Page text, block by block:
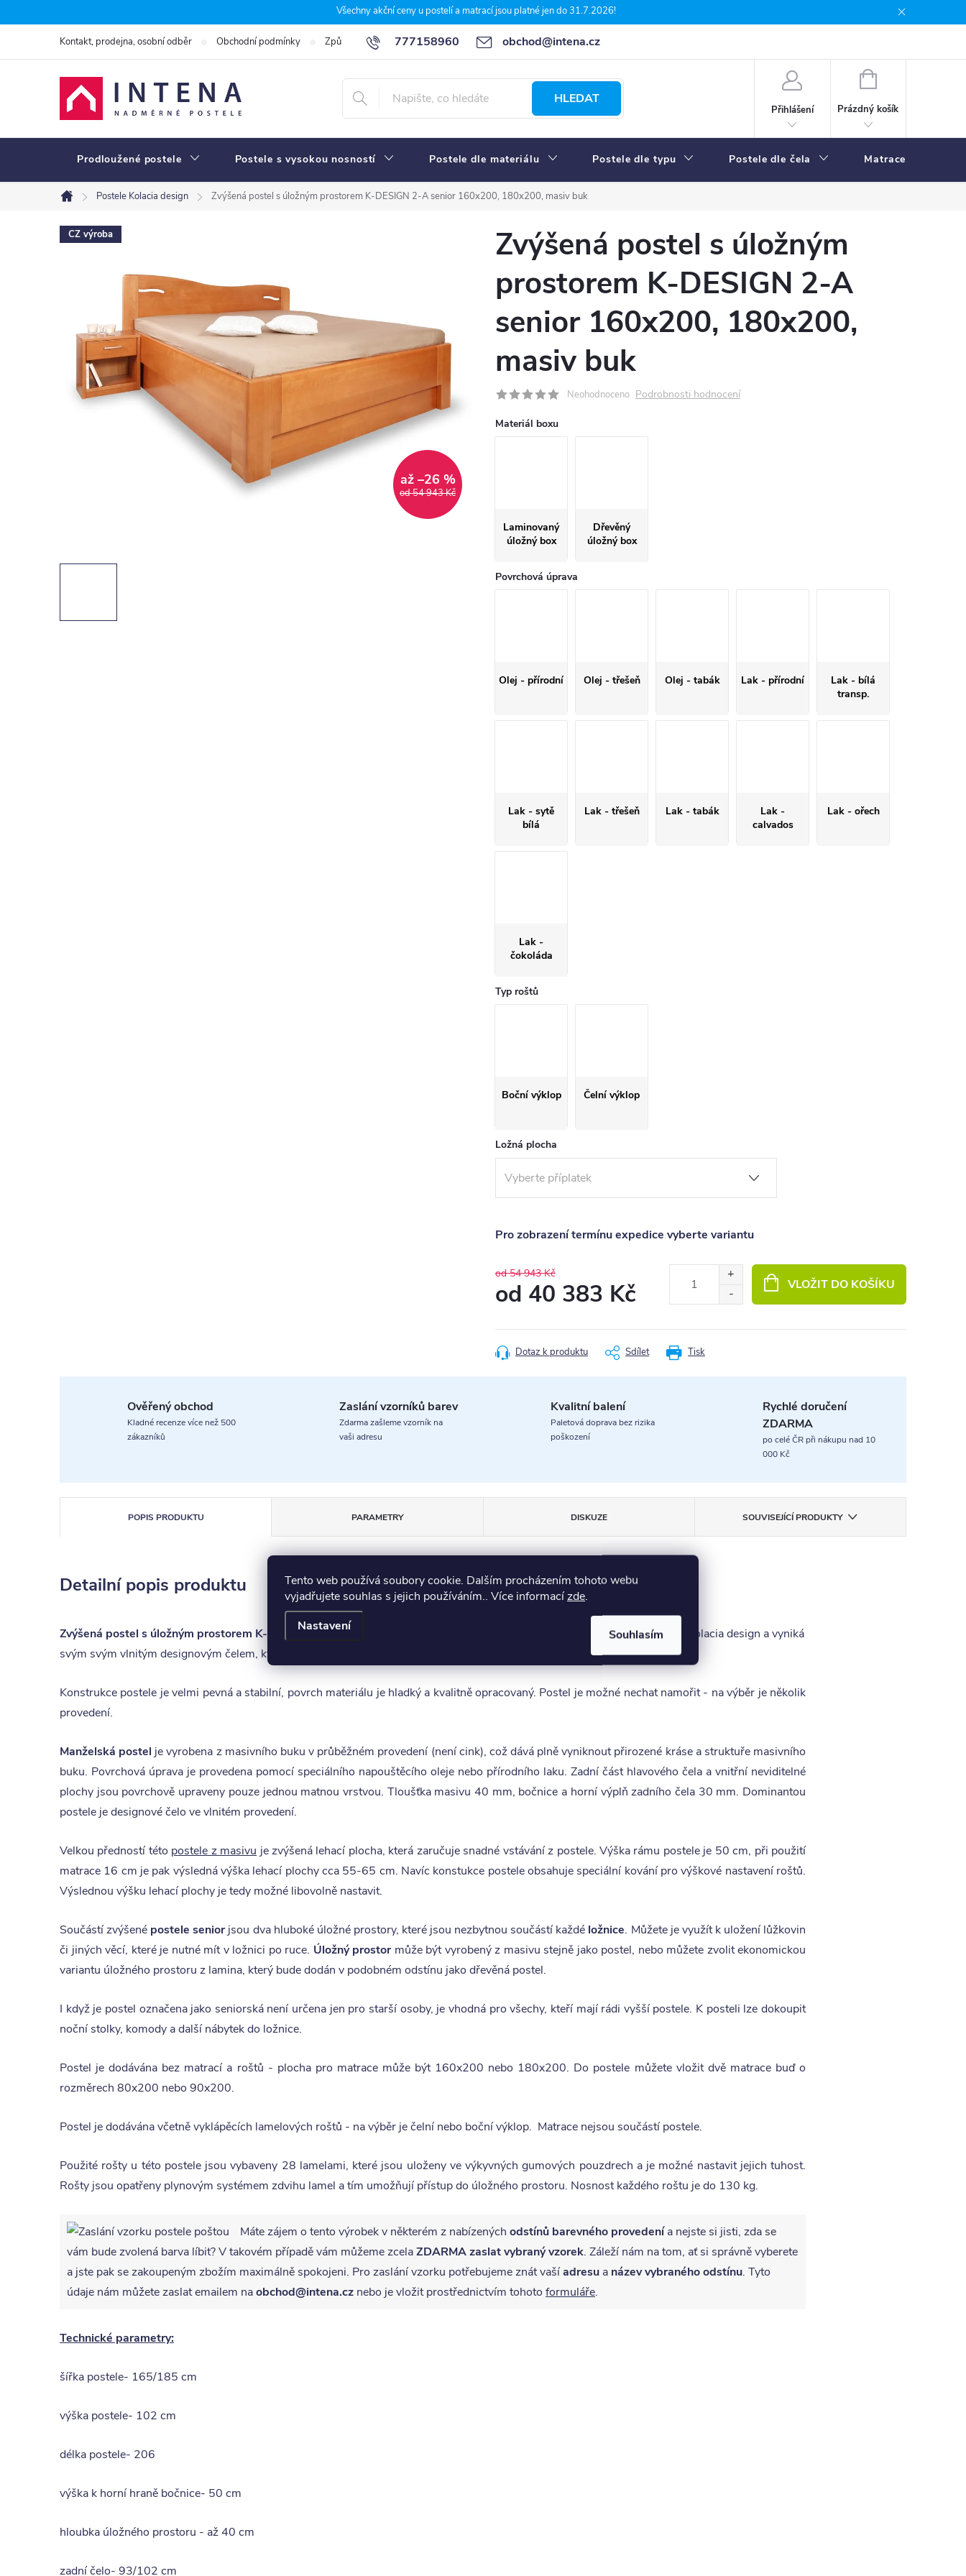
Tento web používá soubory cookie. Dalším procházením tohoto webu
vyjadřujete souhlas s jejich používáním.. Více informacízde.
Nastavení
Souhlasím
na
Všechny akční ceny u postelí a matrací jsou platné jen do 31.7.2026!
777158960 obchod@intena.cz
Kontakt, prodejna, osobní odběr Obchodní podmínky Způsoby a ceny dopravy 7 důvodů, proč nakupit u Intena nábytek
HLEDAT
Přihlášení
NÁKUPNÍ
Prázdný košík
Prodloužené postele Postele s vysokou nosností Postele dle materiálu Postele dle typu Postele dle čela Matrace
Domů
Postele Kolacia design Zvýšená postel s úložným prostorem K-DESIGN 2-A senior 160x200, 180x200, masiv buk
CZ výroba
od 54 943 Kč
až –26 %
Zvýšená postel s úložným
prostorem K-DESIGN 2-A
senior 160x200, 180x200,
masiv buk
Neohodnoceno Podrobnosti hodnocení
Materiál boxu
Laminovaný
úložný box
Dřevěný
úložný box
Povrchová úprava
Olej - přírodní Olej - třešeň Olej - tabák Lak - přírodní
Lak - bílá
transp.
Lak - sytě
bílá
Lak - třešeň Lak - tabák
Lak -
calvados
Lak - ořech
Lak -
čokoláda
Typ roštů
Boční výklop Čelní výklop
Ložná plocha
Pro zobrazení termínu expedice vyberte variantu
od 54 943 Kč
od 40 383 Kč
cena:
VLOŽIT DO KOŠÍKU
Tisk
Dotaz k produktu Sdílet
Ověřený obchod
Kladné recenze více než 500
zákazníků
Zaslání vzorníků barev
Zdarma zašleme vzorník na
vaši adresu
Kvalitní balení
Paletová doprava bez rizika
poškození
Rychlé doručení
ZDARMA
po celé ČR při nákupu nad 10
000 Kč
POPIS PRODUKTU DISKUZE SOUVISEJÍCÍ PRODUKTY
PARAMETRY
Detailní popis produktu
Zvýšená postel s úložným prostorem K-DESIGN 1-A senior 160x200, 180x200
patří do systému nábytkové řady postele Kolacia design a vyniká
svým svým vlnitým designovým čelem, které má vyfrézované dva otvory.
Konstrukce postele je velmi pevná a stabilní, povrch materiálu je hladký a kvalitně opracovaný. Postel je možné nechat namořit - na výběr je několik
provedení.
Manželská postel je vyrobena z masivního buku v průběžném provedení (není cink), což dává plně vyniknout přirozené kráse a struktuře masivního
buku. Povrchová úprava je provedena pomocí speciálního napouštěcího oleje nebo přírodního laku. Zadní část hlavového čela a vnitřní neviditelné
plochy jsou povrchově upraveny pouze jednou matnou vrstvou. Tloušťka masivu 40 mm, bočnice a horní výplň zadního čela 30 mm. Dominantou
postele je designové čelo ve vlnitém provedení.
Velkou předností této postele z masivu je zvýšená lehací plocha, která zaručuje snadné vstávání z postele. Výška rámu postele je 50 cm, při použití
matrace 16 cm je pak výsledná výška lehací plochy cca 55-65 cm. Navíc konstukce postele obsahuje speciální kování pro výškové nastavení roštů.
Výslednou výšku lehací plochy je tedy možné libovolně nastavit.
Součástí zvýšené postele senior jsou dva hluboké úložné prostory, které jsou nezbytnou součástí každé ložnice. Můžete je využít k uložení lůžkovin
či jiných věcí, které je nutné mít v ložnici po ruce. Úložný prostor může být vyrobený z masivu stejně jako postel, nebo můžete zvolit ekonomickou
variantu úložného prostoru z lamina, který bude dodán v podobném odstínu jako dřevěná postel.
I když je postel označena jako seniorská není určena jen pro starší osoby, je vhodná pro všechy, kteří mají rádi vyšší postele. K posteli lze dokoupit
noční stolky, komody a další nábytek do ložnice.
Postel je dodávána bez matrací a roštů - plocha pro matrace může být 160x200 nebo 180x200. Do postele můžete vložit dvě matrace buď o
rozměrech 80x200 nebo 90x200.
Postel je dodávána včetně vyklápěcích lamelových roštů - na výběr je čelní nebo boční výklop. Matrace nejsou součástí postele.
Použité rošty u této postele jsou vybaveny 28 lamelami, které jsou uloženy ve výkyvných gumových pouzdrech a je možné nastavit jejich tuhost.
Rošty jsou opatřeny plynovým systémem zdvihu lamel a tím umožňují přístup do úložného prostoru. Nosnost každého roštu je do 130 kg.
Máte zájem o tento výrobek v některém z nabízených odstínů barevného provedenía nejste si jisti, zda se
vám bude zvolená barva líbit? V takovém případě vám můžeme zcelaZDARMAzaslat vybraný vzorek. Záleží nám na tom, ať si správně vyberete
a jste pak se zakoupeným zbožím maximálně spokojeni. Pro zaslání vzorku potřebujeme znát vašíadresu a název vybraného odstínu. Tyto
údaje nám můžete zaslat emailem naobchod@intena.cz nebo je vložit prostřednictvím tohoto formuláře.
Technické parametry:
šířka postele- 165/185 cm
výška postele- 102 cm
délka postele- 206
výška k horní hraně bočnice- 50 cm
hloubka úložného prostoru - až 40 cm
zadní čelo- 93/102 cm